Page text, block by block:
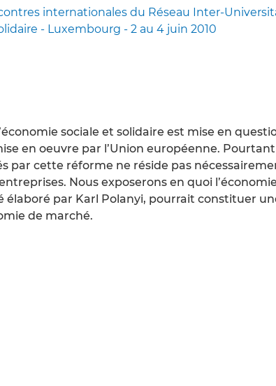
internationales du Réseau Inter-
- Luxembourg - 2 au 4 juin 2010
sociale et solidaire est mise en
en oeuvre par l’Union européenne.
par cette réforme ne réside pas
Nous exposerons en quoi l’économie
élaboré par Karl Polanyi, pourrait constituer
de marché.